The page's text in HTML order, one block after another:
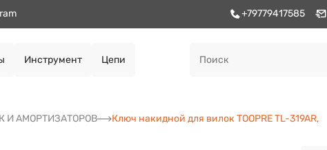
+79779417585
Инструмент Цепи
И АМОРТИЗАТОРОВ Ключ накидной для вилок TOOPRE TL-319AR,